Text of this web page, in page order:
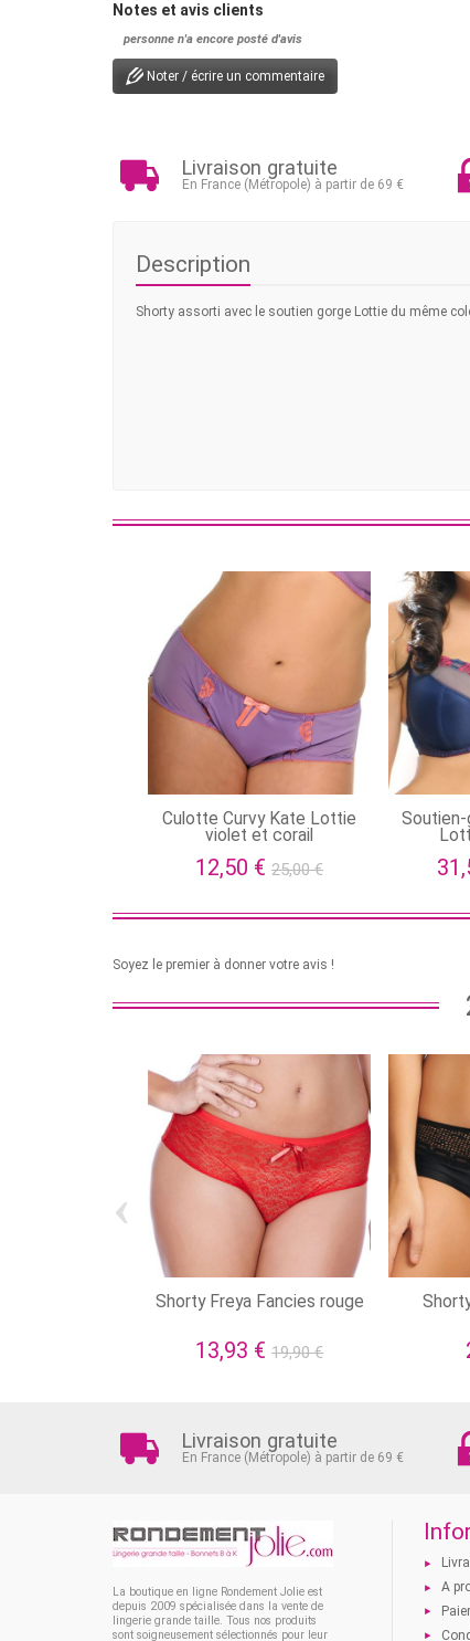
Notes et avis clients
personne n'a encore posté d'avis
Noter / écrire un commentaire
Livraison gratuite
En France (Métropole) à partir de 69 €
Description
Shorty assorti avec le soutien gorge Lottie du même
Culotte Curvy Kate Lottie
violet et corail
12,50 €25,00 €
Soutien-
Soyez le premier à donner votre avis !
Shorty Freya Fancies rouge
13,93 €19,90 €
‹
Livraison gratuite
En France (Métropole) à partir de 69 €
La boutique en ligne Rondement Jolie est
depuis 2009 spécialisée dans la vente de
lingerie grande taille. Tous nos produits
sont soigneusement sélectionnés pour leur
A